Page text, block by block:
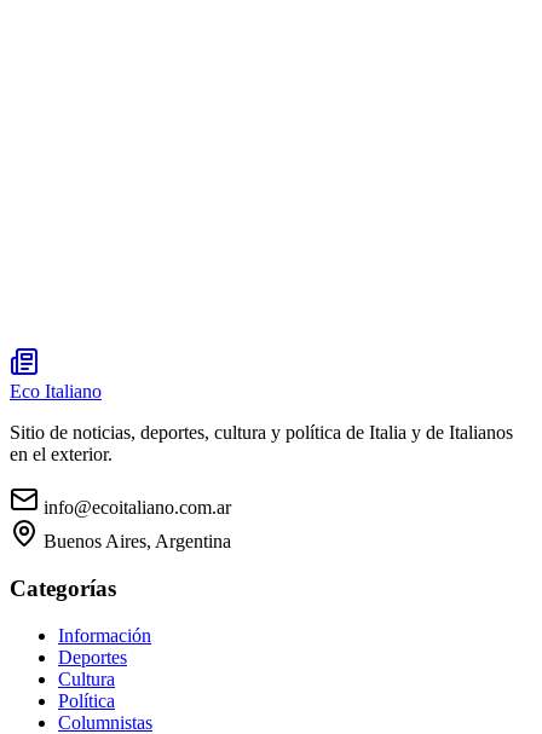
Eco Italiano
Sitio de noticias, deportes, cultura y política de Italia y de Italianos
en el exterior.
info@ecoitaliano.com.ar
Buenos Aires, Argentina
Categorías
Información
Deportes
Cultura
Política
Columnistas